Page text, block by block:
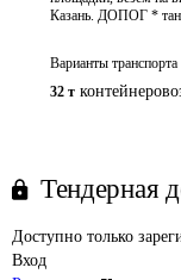
Казань. ДОПОГ *
Варианты транспорта
32 т
Тендерная
Доступно только
Вход